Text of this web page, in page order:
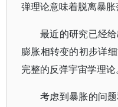
弹理论意味着脱离暴胀
最近的研究已经
膨胀相转变的初步详
完整的反弹宇宙学理论。
考虑到暴胀的问